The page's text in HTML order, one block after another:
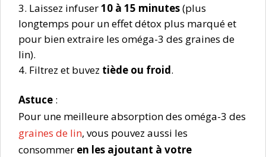
Laissez infuser10 à 15 minutes(plus
longtemps pour un effet détox plus marqué et
pour bien extraire les oméga-3 des graines de
lin).
Filtrez et buvez tiède ou froid.
Astuce :
Pour une meilleure absorption des oméga-3 des
graines de lin, vous pouvez aussi les
consommer en les ajoutant à votre